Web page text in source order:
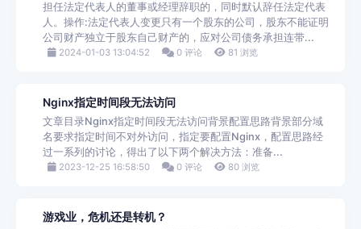
担任法定代表人的董事或经理辞职的，同时默认辞任法定代表
人。操作:法定代表人变更只有一个股东的公司，股东不能证明
公司财产独立于股东自己财产的，应对公司债务承担连带...
2024-01-03 13:04:52 0 评论 81 浏览
Nginx指定时间段无法访问
文章目录Nginx指定时间段无法访问背景配置思路背景部分域
名要求指定时间不对外访问，指定要配置Nginx，配置思路经
过一系列的讨论，得出了以下两个解决方法：准备...
2023-12-25 16:58:50 0 评论 80 浏览
游戏业，危机还是转机？